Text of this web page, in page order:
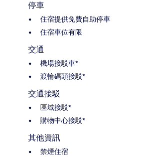
停車
住宿提供免費自助停車
住宿車位有限
交通
機場接駁車*
渡輪碼頭接駁*
交通接駁
區域接駁*
購物中心接駁*
其他資訊
禁煙住宿